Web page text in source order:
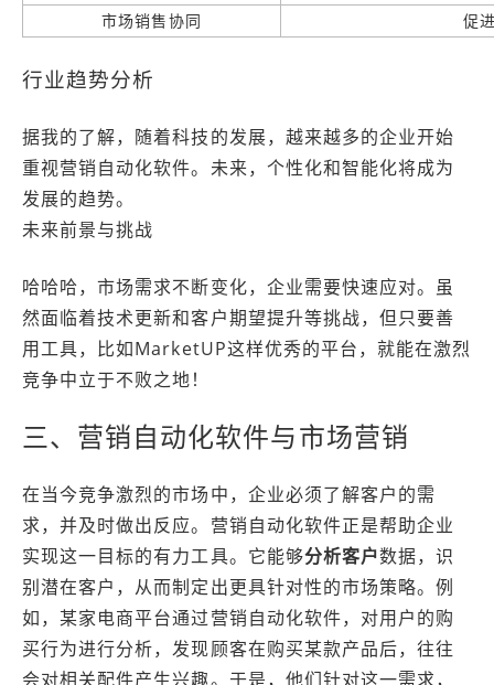
市场销售协同
促
行业趋势分析
据我的了解，随着科技的发展，越来越多的企业开始
重视营销自动化软件。未来，个性化和智能化将成为
发展的趋势。
未来前景与挑战
哈哈哈，市场需求不断变化，企业需要快速应对。虽
然面临着技术更新和客户期望提升等挑战，但只要善
用工具，比如MarketUP这样优秀的平台，就能在激烈
竞争中立于不败之地！
三、营销自动化软件与市场营销
在当今竞争激烈的市场中，企业必须了解客户的需
求，并及时做出反应。营销自动化软件正是帮助企业
实现这一目标的有力工具。它能够分析客户数据，识
别潜在客户，从而制定出更具针对性的市场策略。例
如，某家电商平台通过营销自动化软件，对用户的购
买行为进行分析，发现顾客在购买某款产品后，往往
会对相关配件产生兴趣。于是，他们针对这一需求，